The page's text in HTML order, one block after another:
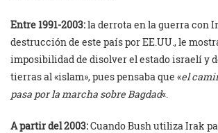
Entre 1991-2003:la derrota en la guerra con
destrucción de este país por EE.UU., le
imposibilidad de disolver el estado israelí y
tierras al «islam», pues pensaba que «el
pasa por la marcha sobre Bagdad«.
A partir del 2003:Cuando Bush utiliza Irak